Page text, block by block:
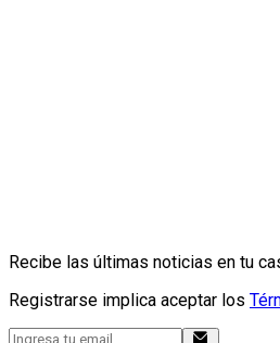
Recibe las últimas noticias en tu
Registrarse implica aceptar los